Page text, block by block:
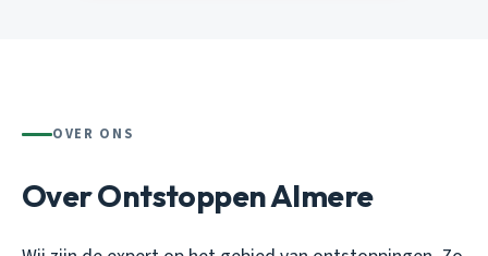
OVER ONS
Over Ontstoppen Almere